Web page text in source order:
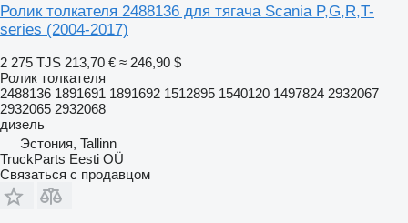
Ролик толкателя 2488136 для тягача Scania P,G,R,T-
series (2004-2017)
2 275 TJS 213,70 € ≈ 246,90 $
Ролик толкателя
2488136 1891691 1891692 1512895 1540120 1497824 2932067
2932065 2932068
дизель
Эстония, Tallinn
TruckParts Eesti OÜ
Связаться с продавцом